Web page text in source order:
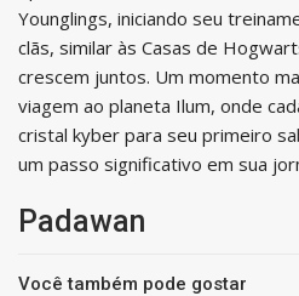
Younglings, iniciando seu
clãs, similar às Casas de
crescem juntos. Um momento
viagem ao planeta Ilum, onde
cristal kyber para seu primeiro
um passo significativo em sua
Padawan
Você também pode gostar